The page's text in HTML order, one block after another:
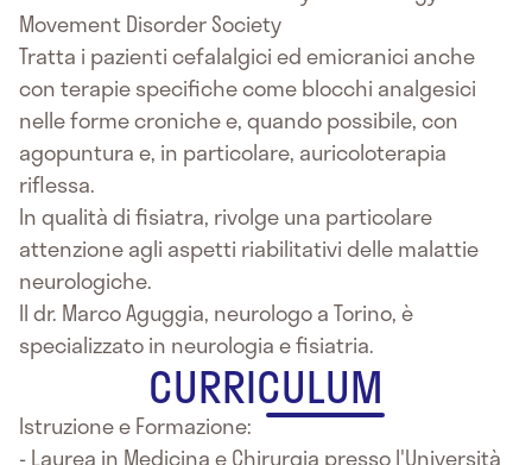
Movement Disorder Society
Tratta i pazienti cefalalgici ed emicranici anche
con terapie specifiche come blocchi analgesici
nelle forme croniche e, quando possibile, con
agopuntura e, in particolare, auricoloterapia
riflessa.
In qualità di fisiatra, rivolge una particolare
attenzione agli aspetti riabilitativi delle malattie
neurologiche.
Il dr. Marco Aguggia, neurologo a Torino, è
specializzato in neurologia e fisiatria.
CURRICULUM
Istruzione e Formazione: